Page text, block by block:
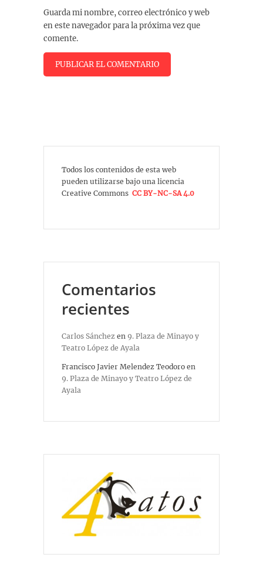
Guarda mi nombre, correo electrónico y web
en este navegador para la próxima vez que
comente.
Todos los contenidos de esta web
pueden utilizarse bajo una licencia
Creative Commons CC BY-NC-SA 4.0
Comentarios
recientes
Carlos Sánchez en 9. Plaza de Minayo y
Teatro López de Ayala
Francisco Javier Melendez Teodoro en
9. Plaza de Minayo y Teatro López de
Ayala